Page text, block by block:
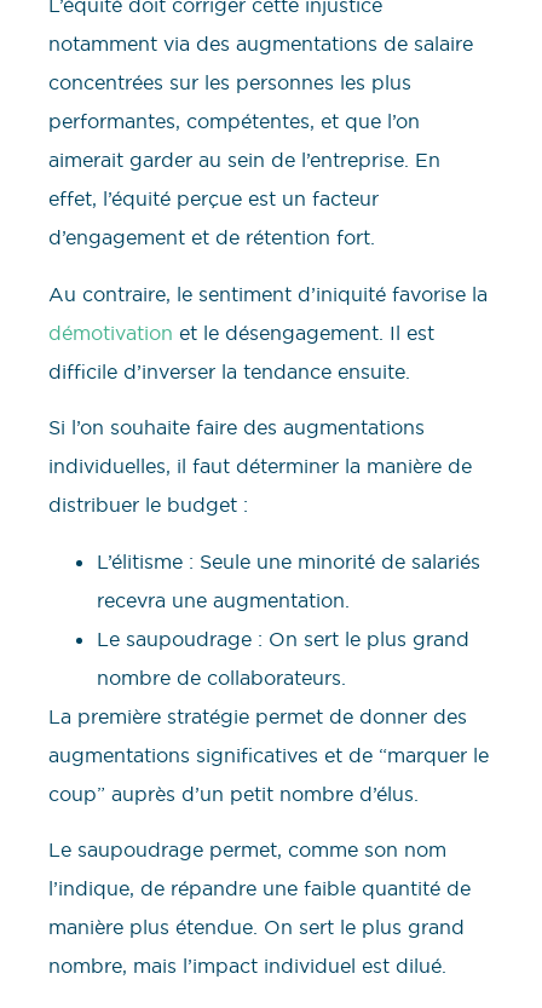
L’équité doit corriger cette injustice
notamment via des augmentations de salaire
concentrées sur les personnes les plus
performantes, compétentes, et que l’on
aimerait garder au sein de l’entreprise. En
effet, l’équité perçue est un facteur
d’engagement et de rétention fort.
Au contraire, le sentiment d’iniquité favorise la
démotivation et le désengagement. Il est
difficile d’inverser la tendance ensuite.
Si l’on souhaite faire des augmentations
individuelles, il faut déterminer la manière de
distribuer le budget :
L’élitisme : Seule une minorité de salariés
recevra une augmentation.
Le saupoudrage : On sert le plus grand
nombre de collaborateurs.
La première stratégie permet de donner des
augmentations significatives et de “marquer le
coup” auprès d’un petit nombre d’élus.
Le saupoudrage permet, comme son nom
l’indique, de répandre une faible quantité de
manière plus étendue. On sert le plus grand
nombre, mais l’impact individuel est dilué.